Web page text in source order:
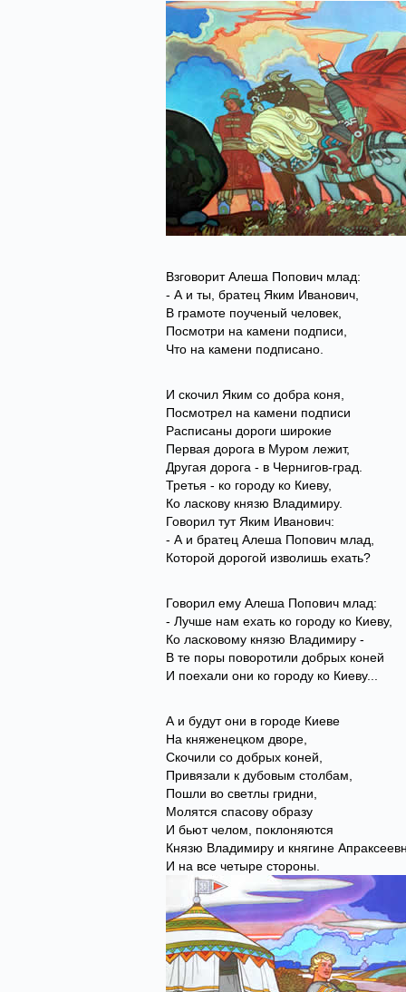
Взговорит Алеша Попович млад:
- А и ты, братец Яким Иванович,
В грамоте поученый человек,
Посмотри на камени подписи,
Что на камени подписано.
И скочил Яким со добра коня,
Посмотрел на камени подписи
Расписаны дороги широкие
Первая дорога в Муром лежит,
Другая дорога - в Чернигов-град.
Третья - ко городу ко Киеву,
Ко ласкову князю Владимиру.
Говорил тут Яким Иванович:
- А и братец Алеша Попович млад,
Которой дорогой изволишь ехать?
Говорил ему Алеша Попович млад:
- Лучше нам ехать ко городу ко Киеву,
Ко ласковому князю Владимиру -
В те поры поворотили добрых коней
И поехали они ко городу ко Киеву...
А и будут они в городе Киеве
На княженецком дворе,
Скочили со добрых коней,
Привязали к дубовым столбам,
Пошли во светлы гридни,
Молятся спасову образу
И бьют челом, поклоняются
Князю Владимиру и княгине
И на все четыре стороны.